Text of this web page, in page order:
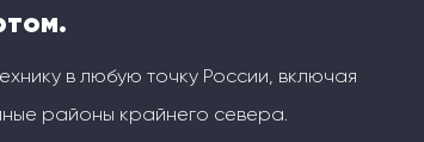
в любую точку России, включая
районы крайнего севера.